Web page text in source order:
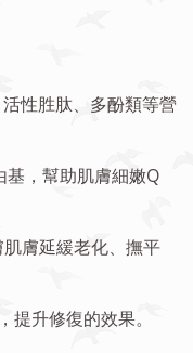
性胜肽、多酚類等營
，幫助肌膚細嫩Q
膚延緩老化、撫平
提升修復的效果。